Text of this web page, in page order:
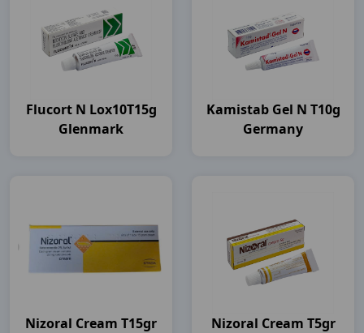
Flucort N Lox10T15g
Glenmark
Kamistab Gel N T10g
Germany
Nizoral Cream T15gr
Nizoral Cream T5gr